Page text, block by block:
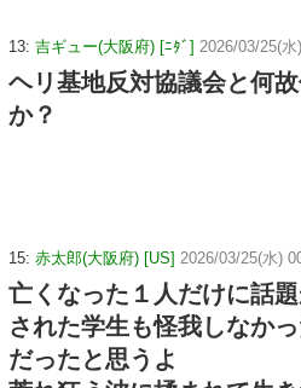
13: 吉ギュー(大阪府) [ﾆﾀﾞ] 2026/03/25(
ヘリ基地反対協議会と何
か？
15: 赤太郎(大阪府) [US] 2026/03/25(水)
亡くなった１人だけに話
された学生も怪我しなか
だったと思うよ